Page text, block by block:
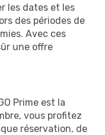
les dates et les
des périodes de
Avec ces
une offre
Prime est la
vous profitez
réservation, de